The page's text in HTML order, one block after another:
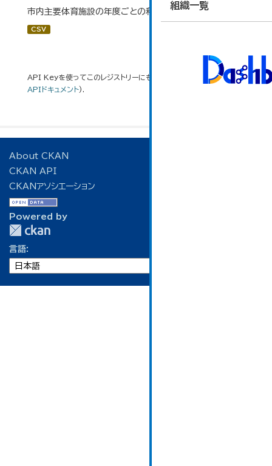
組織一覧
市内主要体育施設の年度ごとの利用状況データです。
CSV
API Keyを使ってこのレジストリーにもアクセス可能ですAPI(see
APIドキュメント).
About CKAN
CKAN API
CKANアソシエーション
Powered by
言語